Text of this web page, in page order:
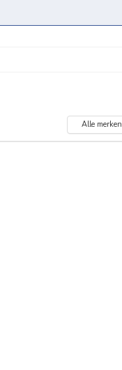
Alle merken